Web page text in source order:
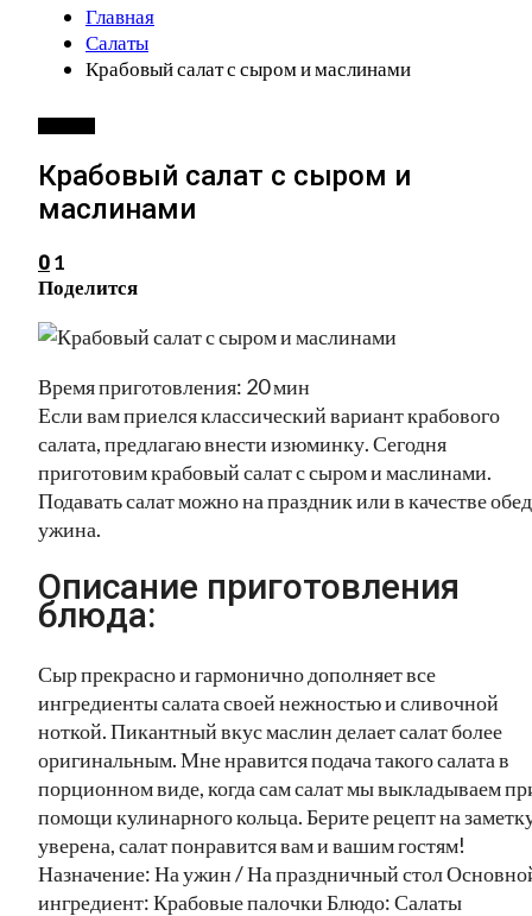
Главная
Салаты
Крабовый салат с сыром и маслинами
Крабовый салат с сыром и
маслинами
0 1
Поделится
Время приготовления: 20 мин
Если вам приелся классический вариант крабового
салата, предлагаю внести изюминку. Сегодня
приготовим крабовый салат с сыром и маслинами.
Подавать салат можно на праздник или в качестве
ужина.
Описание приготовления
блюда:
Сыр прекрасно и гармонично дополняет все
ингредиенты салата своей нежностью и сливочной
ноткой. Пикантный вкус маслин делает салат более
оригинальным. Мне нравится подача такого салата в
порционном виде, когда сам салат мы выкладываем
помощи кулинарного кольца. Берите рецепт на
уверена, салат понравится вам и вашим гостям!
Назначение: На ужин / На праздничный стол
ингредиент: Крабовые палочки Блюдо: Салаты